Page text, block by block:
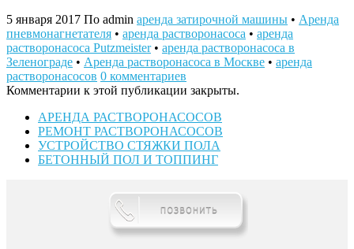
5 января 2017 По admin аренда затирочной машины • Аренда
пневмонагнетателя • аренда растворонасоса • аренда
растворонасоса Putzmeister• аренда растворонасоса в
Зеленограде • Аренда растворонасоса в Москве • аренда
растворонасосов 0 комментариев
Комментарии к этой публикации закрыты.
АРЕНДА РАСТВОРОНАСОСОВ
РЕМОНТ РАСТВОРОНАСОСОВ
УСТРОЙСТВО СТЯЖКИ ПОЛА
БЕТОННЫЙ ПОЛ И ТОППИНГ